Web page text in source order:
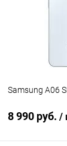
Samsung A06
8 990 руб. /